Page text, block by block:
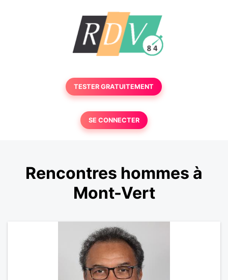
TESTER GRATUITEMENT
SE CONNECTER
Rencontres hommes à
Mont-Vert